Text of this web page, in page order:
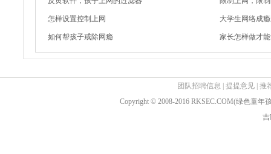
怎样设置控制上网
如何帮孩子戒除网瘾
大学生网络成
家长怎样做才
团队招聘信息 提提意见 推
Copyright © 2008-2016 RKSEC.COM(绿色童年
吉